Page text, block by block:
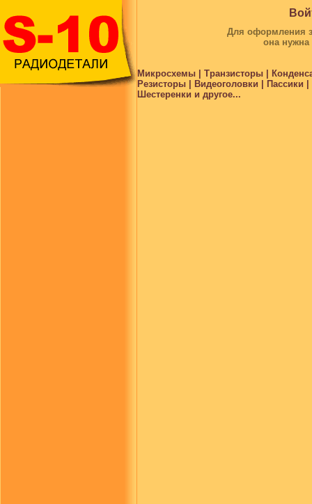
Для оформления
она
Микросхемы | Транзисторы |
Резисторы | Видеоголовки |
Шестеренки и другое...